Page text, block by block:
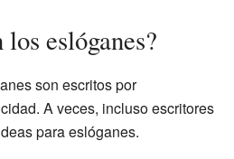
eslóganes?
son escritos por
A veces, incluso escritores
para eslóganes.